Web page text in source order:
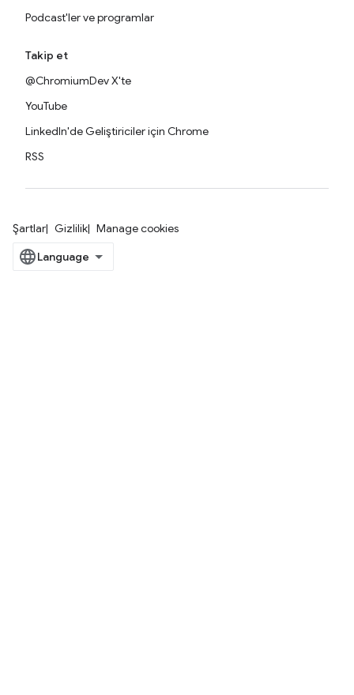
Podcast'ler ve programlar
Takip et
@ChromiumDev X'te
YouTube
LinkedIn'de Geliştiriciler için Chrome
RSS
Şartlar Gizlilik Manage cookies